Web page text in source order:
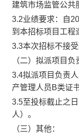
建筑市场监管公共
3.2业绩要求：自
到本招标项目工程
3.3本次招标不接受
（二）拟派项目负
3.4拟派项目负责
产管理人员 B类证
3.5至投标截止之
人）。
（三）其他：